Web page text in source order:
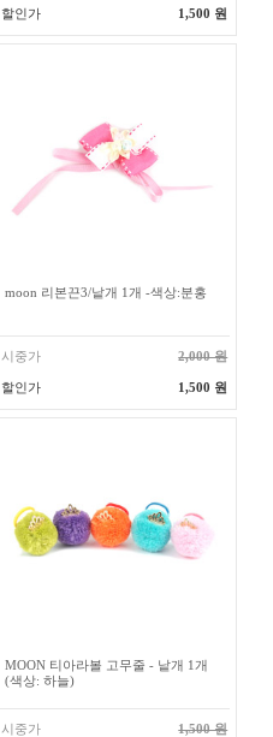
할인가 1,500 원
moon 리본끈3/낱개 1개 -색상:분홍
시중가 2,000 원
할인가 1,500 원
MOON 티아라볼 고무줄 - 낱개 1개
(색상: 하늘)
시중가 1,500 원